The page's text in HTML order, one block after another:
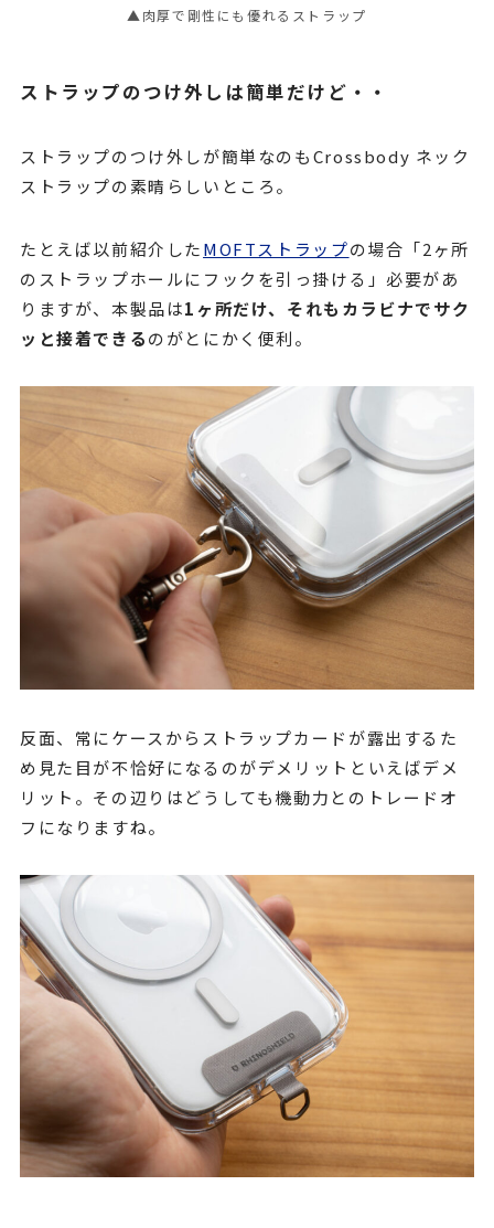
▲肉厚で剛性にも優れるストラップ
ストラップのつけ外しは簡単だけど・・
ストラップのつけ外しが簡単なのもCrossbody ネック
ストラップの素晴らしいところ。
たとえば以前紹介したMOFTストラップの場合「2ヶ所
のストラップホールにフックを引っ掛ける」必要があ
りますが、本製品は1ヶ所だけ、それもカラビナでサク
ッと接着できるのがとにかく便利。
反面、常にケースからストラップカードが露出するた
め見た目が不恰好になるのがデメリットといえばデメ
リット。その辺りはどうしても機動力とのトレードオ
フになりますね。